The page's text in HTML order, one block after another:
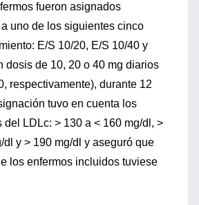
fueron asignados
uno de los siguientes cinco
E/S 10/20, E/S 10/40 y
dosis de 10, 20 o 40 mg diarios
respectivamente), durante 12
tuvo en cuenta los
del LDLc: > 130 a < 160 mg/dl, >
dl y > 190 mg/dl y aseguró que
los enfermos incluidos tuviese